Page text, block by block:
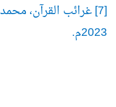
[7] غرائب القرآن،
2023م.